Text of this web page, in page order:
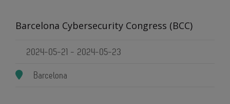
Barcelona Cybersecurity Congress (BCC)
2024-05-21 - 2024-05-23
Barcelona